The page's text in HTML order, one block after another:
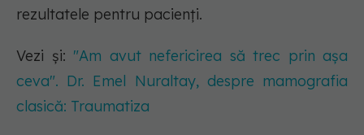
rezultatele pentru pacienți.
Vezi și: "Am avut nefericirea să trec prin așa
ceva". Dr. Emel Nuraltay, despre mamografia
clasică: Traumatiza